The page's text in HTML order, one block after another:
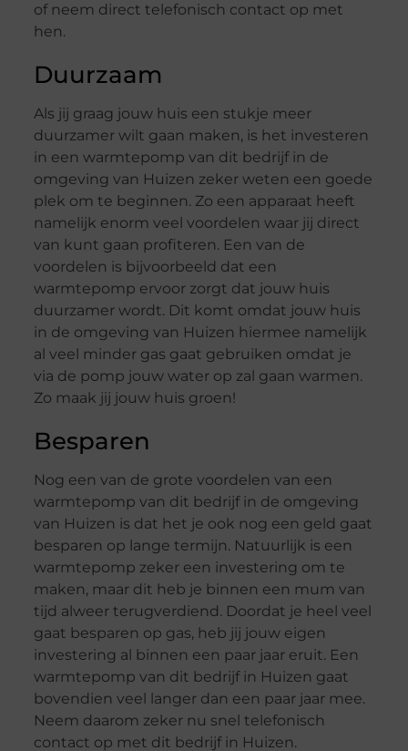
of neem direct telefonisch contact op met
hen.
Duurzaam
Als jij graag jouw huis een stukje meer
duurzamer wilt gaan maken, is het investeren
in een warmtepomp van dit bedrijf in de
omgeving van Huizen zeker weten een goede
plek om te beginnen. Zo een apparaat heeft
namelijk enorm veel voordelen waar jij direct
van kunt gaan profiteren. Een van de
voordelen is bijvoorbeeld dat een
warmtepomp ervoor zorgt dat jouw huis
duurzamer wordt. Dit komt omdat jouw huis
in de omgeving van Huizen hiermee namelijk
al veel minder gas gaat gebruiken omdat je
via de pomp jouw water op zal gaan warmen.
Zo maak jij jouw huis groen!
Besparen
Nog een van de grote voordelen van een
warmtepomp van dit bedrijf in de omgeving
van Huizen is dat het je ook nog een geld gaat
besparen op lange termijn. Natuurlijk is een
warmtepomp zeker een investering om te
maken, maar dit heb je binnen een mum van
tijd alweer terugverdiend. Doordat je heel veel
gaat besparen op gas, heb jij jouw eigen
investering al binnen een paar jaar eruit. Een
warmtepomp van dit bedrijf in Huizen gaat
bovendien veel langer dan een paar jaar mee.
Neem daarom zeker nu snel telefonisch
contact op met dit bedrijf in Huizen.